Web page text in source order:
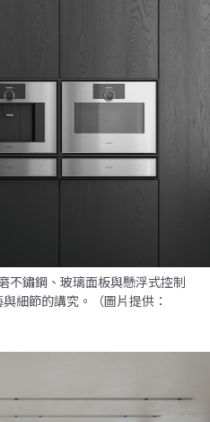
不鏽鋼、玻璃面板與懸浮式控制
細節的講究。（圖片提供：